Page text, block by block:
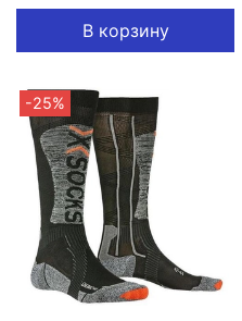
В корзину
-25%